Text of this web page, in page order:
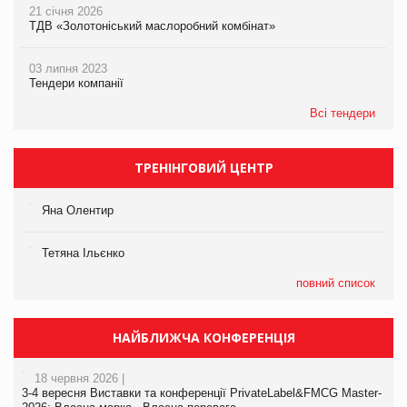
21 січня 2026
ТДВ «Золотоніський маслоробний комбінат»
03 липня 2023
Тендери компанії
Всі тендери
ТРЕНІНГОВИЙ ЦЕНТР
Яна Олентир
Тетяна Ільєнко
повний список
НАЙБЛИЖЧА КОНФЕРЕНЦІЯ
18 червня 2026 |
3-4 вересня Виставки та конференції PrivateLabel&FMCG Master-